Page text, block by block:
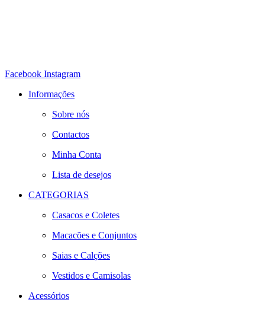
Facebook Instagram
Informações
Sobre nós
Contactos
Minha Conta
Lista de desejos
CATEGORIAS
Casacos e Coletes
Macacões e Conjuntos
Saias e Calções
Vestidos e Camisolas
Acessórios